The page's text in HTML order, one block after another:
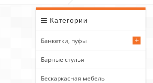
Категории
Банкетки, пуфы
Барные стулья
Бескаркасная мебель